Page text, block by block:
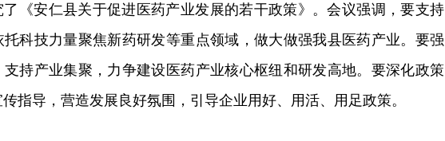
了《安仁县关于促进医药产业发展的若干政策》。会议强调，要支持
托科技力量聚焦新药研发等重点领域，做大做强我县医药产业。要强
支持产业集聚，力争建设医药产业核心枢纽和研发高地。要深化政策
指导，营造发展良好氛围，引导企业用好、用活、用足政策。